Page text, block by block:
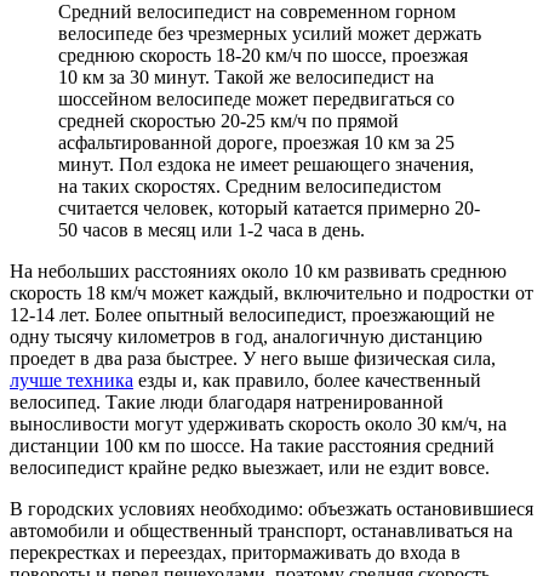
Средний велосипедист на современном горном
велосипеде без чрезмерных усилий может держать
среднюю скорость 18-20 км/ч по шоссе, проезжая
10 км за 30 минут. Такой же велосипедист на
шоссейном велосипеде может передвигаться со
средней скоростью 20-25 км/ч по прямой
асфальтированной дороге, проезжая 10 км за 25
минут. Пол ездока не имеет решающего значения,
на таких скоростях. Средним велосипедистом
считается человек, который катается примерно 20-
50 часов в месяц или 1-2 часа в день.
На небольших расстояниях около 10 км развивать среднюю
скорость 18 км/ч может каждый, включительно и подростки от
12-14 лет. Более опытный велосипедист, проезжающий не
одну тысячу километров в год, аналогичную дистанцию
проедет в два раза быстрее. У него выше физическая сила,
лучше техника езды и, как правило, более качественный
велосипед. Такие люди благодаря натренированной
выносливости могут удерживать скорость около 30 км/ч, на
дистанции 100 км по шоссе. На такие расстояния средний
велосипедист крайне редко выезжает, или не ездит вовсе.
В городских условиях необходимо: объезжать остановившиеся
автомобили и общественный транспорт, останавливаться на
перекрестках и переездах, притормаживать до входа в